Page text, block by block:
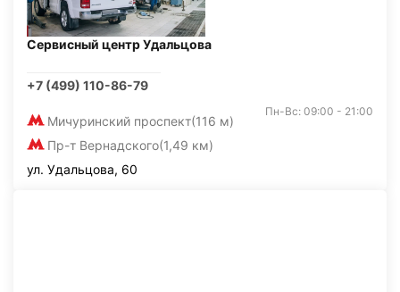
Сервисный центр Удальцова
+7 (499) 110-86-79
Мичуринский проспект(116 м)
Пр-т Вернадского(1,49 км)
Пн-Вс: 09:00 - 21:00
ул. Удальцова, 60